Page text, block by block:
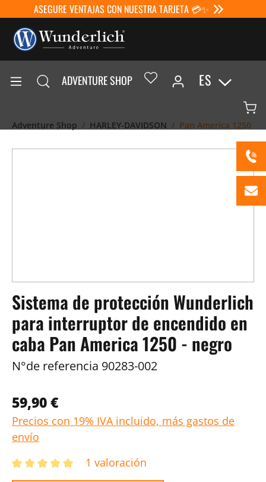
ASEGURE VENTAJAS CON NUESTRA TARJETA 💳✨
ADVENTURE SHOP ES
Adventure Shop HARLEY-DAVIDSON Pan America 1250
Sistema de protección Wunderlich
para interruptor de encendido en
caba Pan America 1250 - negro
N°de referencia 90283-002
59,90 €
Precios con 19% IVA incluido, más gastos de
envío
1 valoración